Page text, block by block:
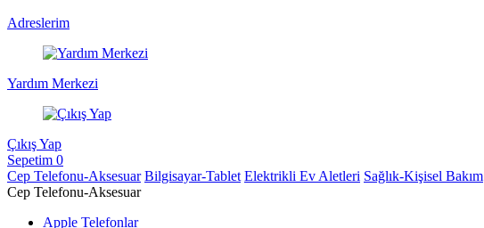
Adreslerim
Yardım Merkezi
Çıkış Yap
Sepetim 0
Cep Telefonu-Aksesuar Bilgisayar-Tablet Elektrikli Ev Aletleri Sağlık-Kişisel Bakım
Cep Telefonu-Aksesuar
Apple Telefonlar